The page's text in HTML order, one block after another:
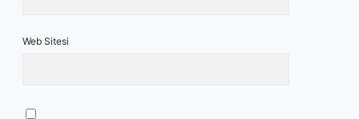
Web Sitesi